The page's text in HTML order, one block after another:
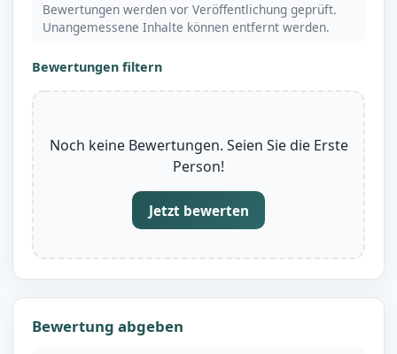
Bewertungen werden vor Veröffentlichung geprüft.
Unangemessene Inhalte können entfernt werden.
Bewertungen filtern
Noch keine Bewertungen. Seien Sie die Erste
Person!
Jetzt bewerten
Bewertung abgeben